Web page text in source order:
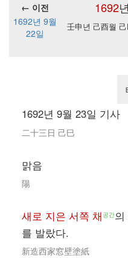
1692년
← 이전
1692년 9월
22일
壬申년 己酉월
1692년 9월 23일 기사
二十三日 己巳
맑음
陽
새로 지은 서쪽 채 공간
를 발랐다.
新造西家窓壁塗紙